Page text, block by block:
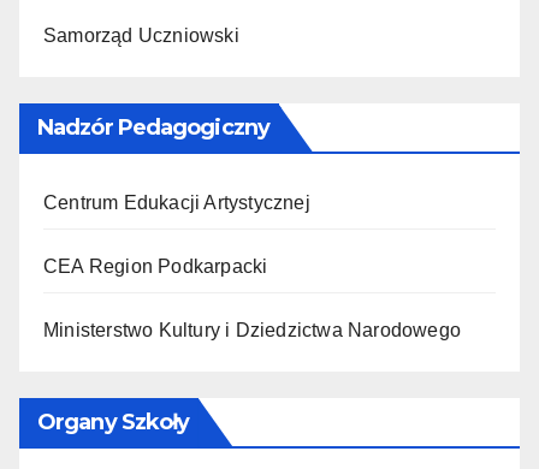
Samorząd Uczniowski
Nadzór Pedagogiczny
Centrum Edukacji Artystycznej
CEA Region Podkarpacki
Ministerstwo Kultury i Dziedzictwa Narodowego
Organy Szkoły